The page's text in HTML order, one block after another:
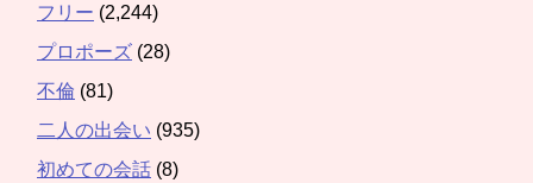
フリー (2,244)
プロポーズ (28)
不倫 (81)
二人の出会い (935)
初めての会話 (8)